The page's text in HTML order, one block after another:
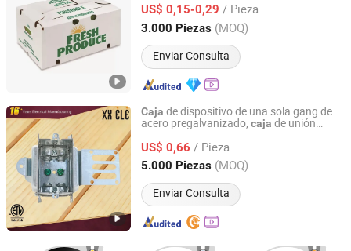
impresa en cartón corrugado de papel,
piña, tomate, pepino, maíz, brócoli
US$ 0,15-0,29 / Pieza
3.000 Piezas (MOQ)
Enviar Consulta
Fujian, China Desde 2025
Caja de dispositivo de una sola gang de
acero pregalvanizado, caja de unión
montantes eléctricos
US$ 0,66 / Pieza
5.000 Piezas (MOQ)
Enviar Consulta
Jiaxing Xianghong Hardware Co., Ltd
Zhejiang, China Desde 2026